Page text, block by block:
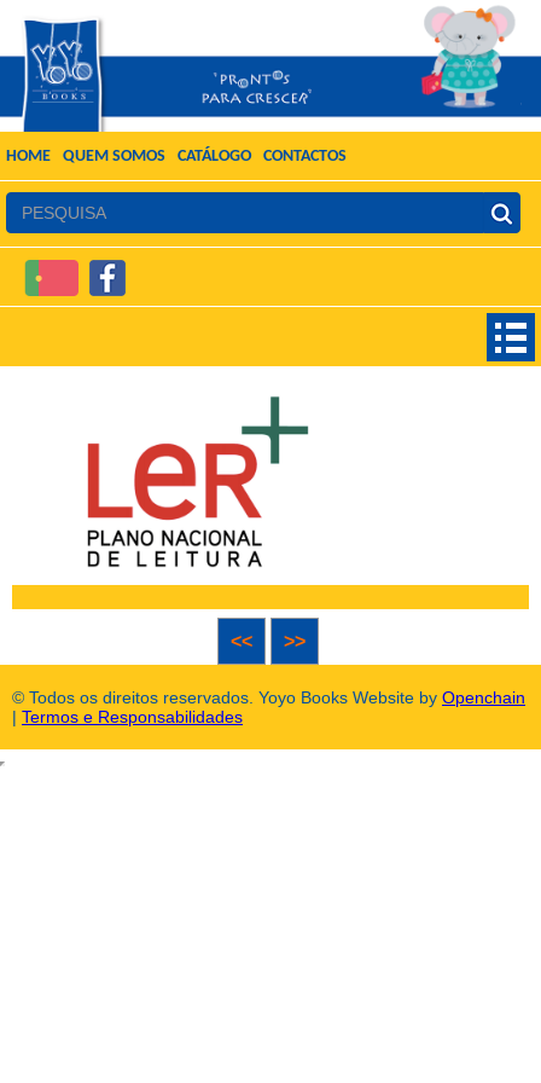
HOME QUEM SOMOS CATÁLOGO CONTACTOS
<< >>
© Todos os direitos reservados. Yoyo Books Website by Openchain
| Termos e Responsabilidades